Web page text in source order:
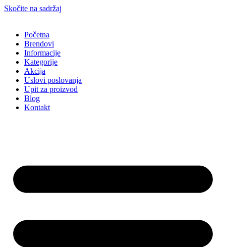
Skočite na sadržaj
Početna
Brendovi
Informacije
Kategorije
Akcija
Uslovi poslovanja
Upit za proizvod
Blog
Kontakt